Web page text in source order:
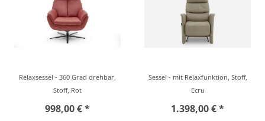
Relaxsessel - 360 Grad drehbar,
Stoff, Rot
998,00 € *
Sessel - mit Relaxfunktion, Stoff,
Ecru
1.398,00 € *